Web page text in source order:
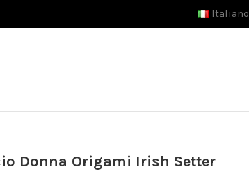
Italiano
Donna Origami Irish Setter